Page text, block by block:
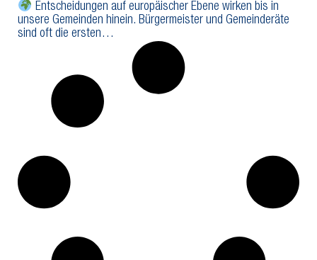
Entscheidungen auf europäischer Ebene wirken bis in
unsere Gemeinden hinein. Bürgermeister und Gemeinderäte
sind oft die ersten…